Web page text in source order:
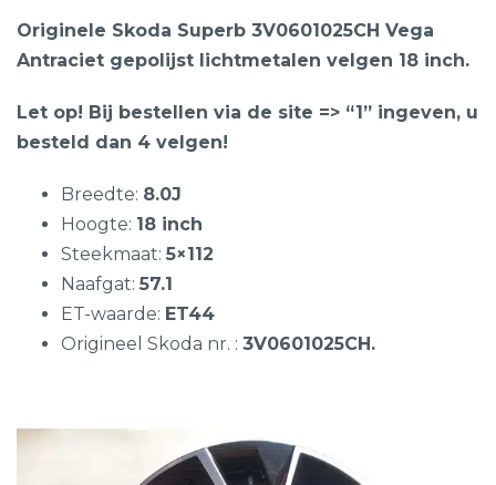
Originele Skoda Superb 3V0601025CH Vega
Antraciet gepolijst lichtmetalen velgen 18 inch.
Let op! Bij bestellen via de site => “1” ingeven, u
besteld dan 4 velgen!
Breedte: 8.0J
Hoogte: 18 inch
Steekmaat: 5×112
Naafgat: 57.1
ET-waarde: ET44
Origineel Skoda nr. : 3V0601025CH.